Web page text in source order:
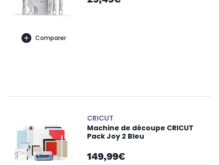
Comparer
CRICUT
Machine de découpe CRICUT
Pack Joy 2 Bleu
149,99€